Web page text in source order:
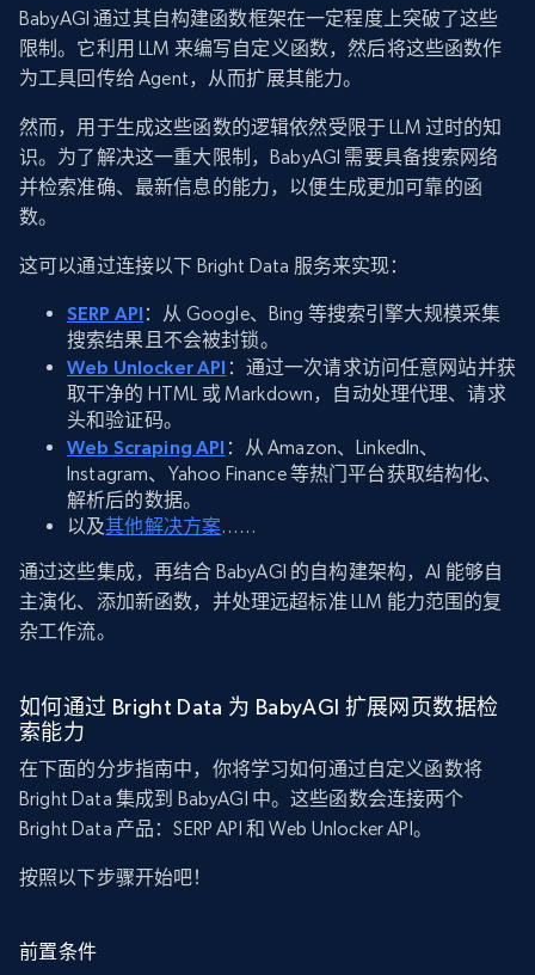
BabyAGI 通过其自构建函数框架在一定程度上突破了这些
限制。它利用 LLM 来编写自定义函数，然后将这些函数作
为工具回传给 Agent，从而扩展其能力。
然而，用于生成这些函数的逻辑依然受限于 LLM 过时的知
识。为了解决这一重大限制，BabyAGI 需要具备搜索网络
并检索准确、最新信息的能力，以便生成更加可靠的函
数。
这可以通过连接以下 Bright Data 服务来实现：
SERP API：从 Google、Bing 等搜索引擎大规模采集
搜索结果且不会被封锁。
Web Unlocker API ：通过一次请求访问任意网站并获
取干净的 HTML 或 Markdown，自动处理代理、请求
头和验证码。
Web Scraping API ：从 Amazon、LinkedIn、
Instagram、Yahoo Finance 等热门平台获取结构化、
解析后的数据。
以及其他解决方案……
通过这些集成，再结合 BabyAGI 的自构建架构，AI 能够自
主演化、添加新函数，并处理远超标准 LLM 能力范围的复
杂工作流。
如何通过 Bright Data 为 BabyAGI 扩展网页数据检
索能力
在下面的分步指南中，你将学习如何通过自定义函数将
Bright Data 集成到 BabyAGI 中。这些函数会连接两个
Bright Data 产品：SERP API 和 Web Unlocker API。
按照以下步骤开始吧！
前置条件